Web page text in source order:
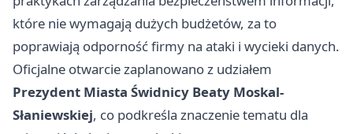
które nie wymagają dużych budżetów, za to
poprawiają odporność firmy na ataki i wycieki danych.
Oficjalne otwarcie zaplanowano z udziałem
Prezydent Miasta Świdnicy Beaty Moskal-
Słaniewskiej, co podkreśla znaczenie tematu dla